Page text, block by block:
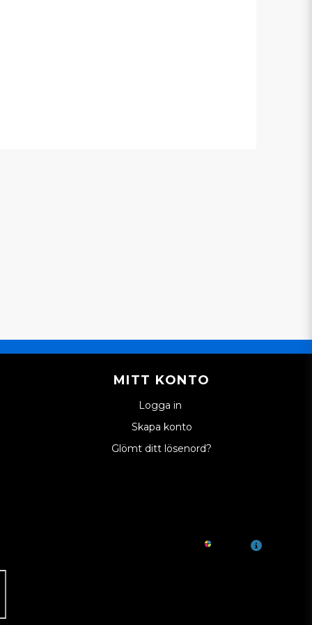
MITT KONTO
Logga in
Skapa konto
Glömt ditt lösenord?